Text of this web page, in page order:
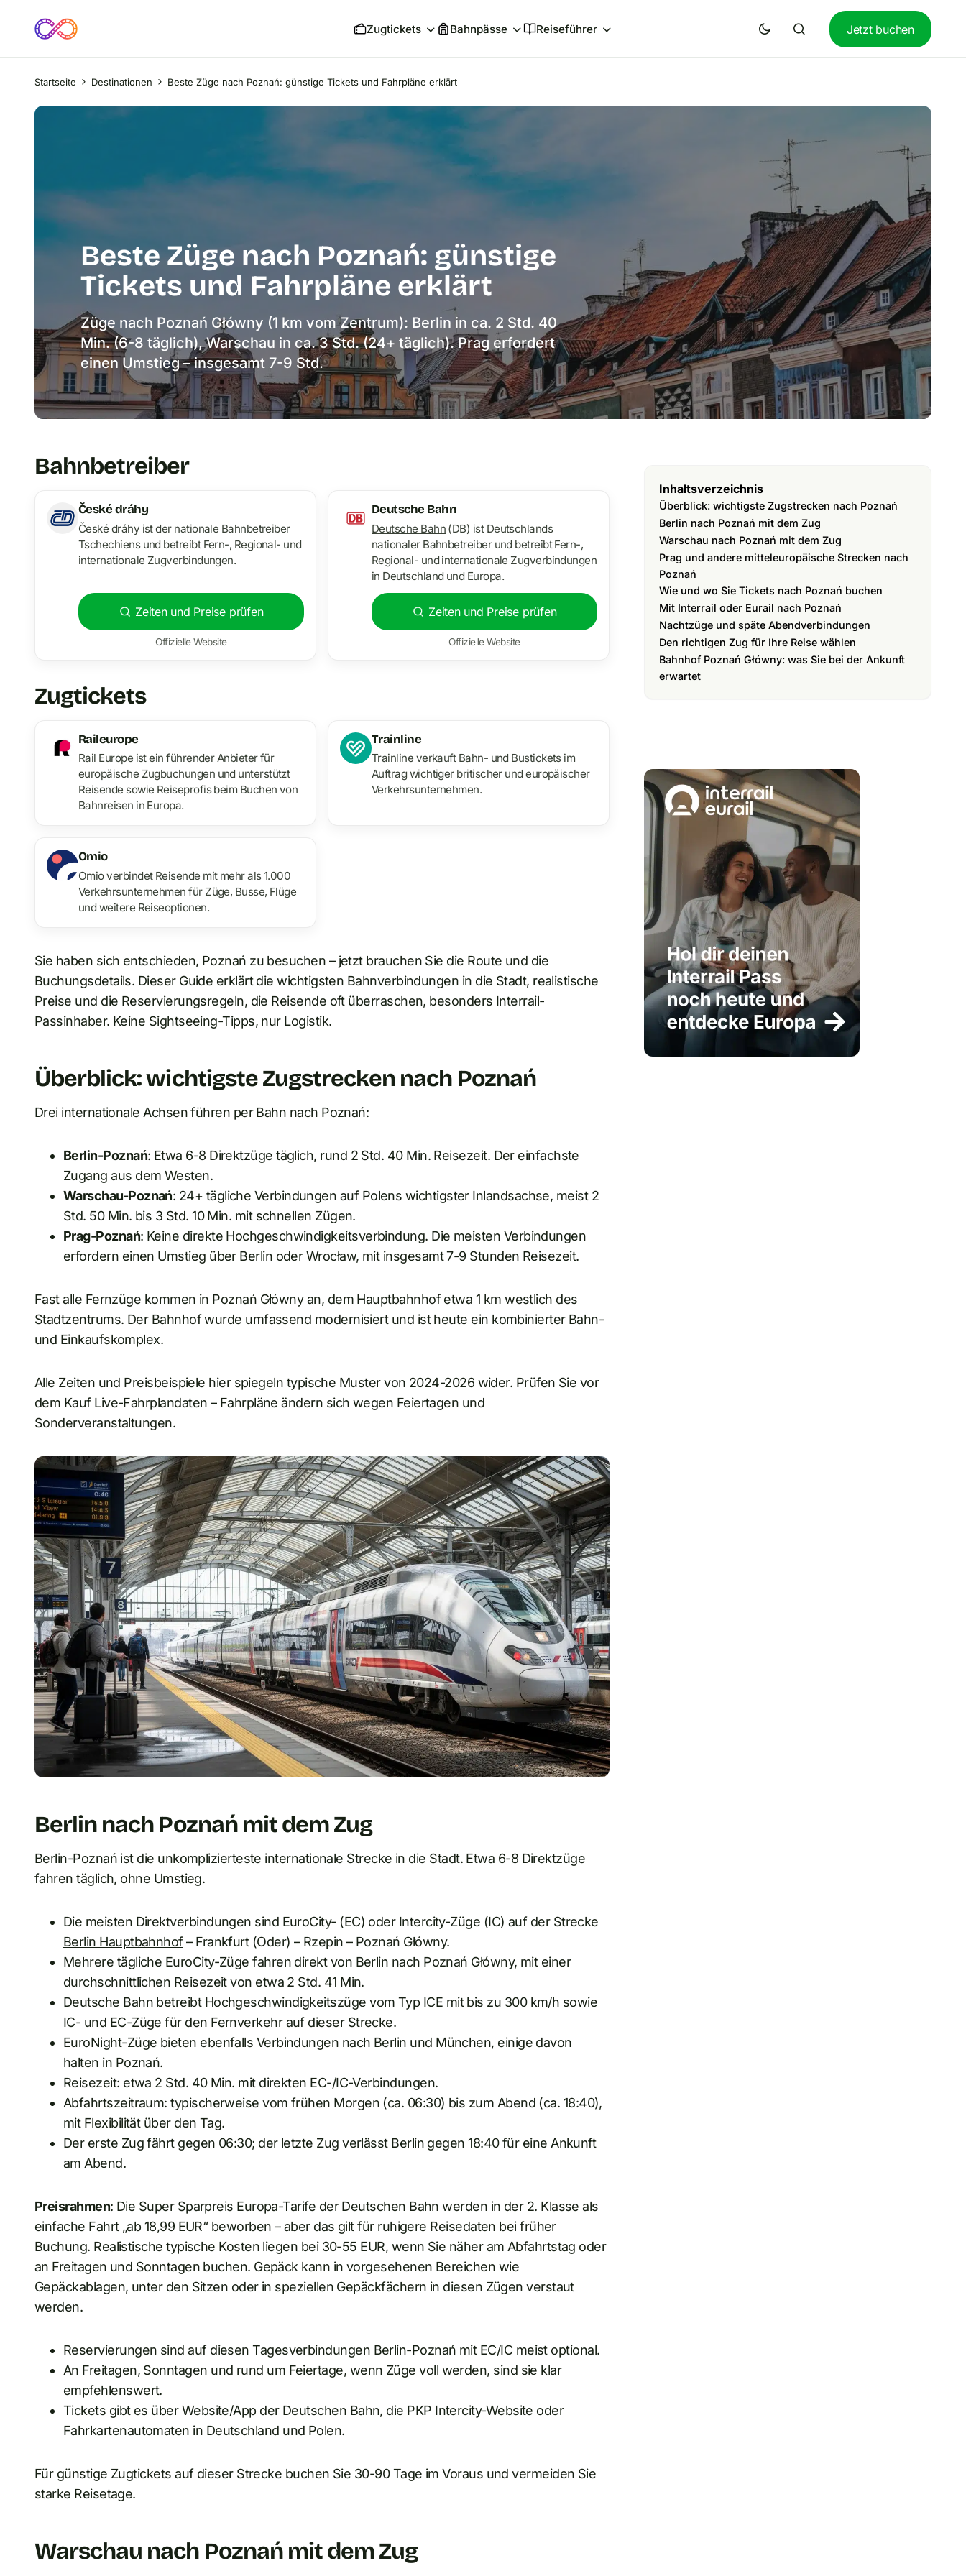
Zugtickets Bahnpässe Reiseführer Jetzt buchen
Startseite Destinationen Beste Züge nach Poznań: günstige Tickets und Fahrpläne erklärt
Beste Züge nach Poznań: günstige
Tickets und Fahrpläne erklärt
Züge nach Poznań Główny (1 km vom Zentrum): Berlin in ca. 2 Std. 40
Min. (6-8 täglich), Warschau in ca. 3 Std. (24+ täglich). Prag erfordert
einen Umstieg – insgesamt 7-9 Std.
Bahnbetreiber
České dráhy
České dráhy ist der nationale Bahnbetreiber
Tschechiens und betreibt Fern-, Regional- und
internationale Zugverbindungen.
Zeiten und Preise prüfen
Offizielle Website
Deutsche Bahn
Deutsche Bahn(DB) ist Deutschlands
nationaler Bahnbetreiber und betreibt Fern-,
Regional- und internationale Zugverbindungen
in Deutschland und Europa.
Zeiten und Preise prüfen
Offizielle Website
Zugtickets
Raileurope
Rail Europe ist ein führender Anbieter für
europäische Zugbuchungen und unterstützt
Reisende sowie Reiseprofis beim Buchen von
Bahnreisen in Europa.
Trainline
Trainline verkauft Bahn- und Bustickets im
Auftrag wichtiger britischer und europäischer
Verkehrsunternehmen.
Omio
Omio verbindet Reisende mit mehr als 1.000
Verkehrsunternehmen für Züge, Busse, Flüge
und weitere Reiseoptionen.
Sie haben sich entschieden, Poznań zu besuchen – jetzt brauchen Sie die Route und die
Buchungsdetails. Dieser Guide erklärt die wichtigsten Bahnverbindungen in die Stadt, realistische
Preise und die Reservierungsregeln, die Reisende oft überraschen, besonders Interrail-
Passinhaber. Keine Sightseeing-Tipps, nur Logistik.
Überblick: wichtigste Zugstrecken nach Poznań
Drei internationale Achsen führen per Bahn nach Poznań:
Berlin-Poznań: Etwa 6-8 Direktzüge täglich, rund 2 Std. 40 Min. Reisezeit. Der einfachste
Zugang aus dem Westen.
Warschau-Poznań: 24+ tägliche Verbindungen auf Polens wichtigster Inlandsachse, meist 2
Std. 50 Min. bis 3 Std. 10 Min. mit schnellen Zügen.
Prag-Poznań: Keine direkte Hochgeschwindigkeitsverbindung. Die meisten Verbindungen
erfordern einen Umstieg über Berlin oder Wrocław, mit insgesamt 7-9 Stunden Reisezeit.
Fast alle Fernzüge kommen in Poznań Główny an, dem Hauptbahnhof etwa 1 km westlich des
Stadtzentrums. Der Bahnhof wurde umfassend modernisiert und ist heute ein kombinierter Bahn-
und Einkaufskomplex.
Alle Zeiten und Preisbeispiele hier spiegeln typische Muster von 2024-2026 wider. Prüfen Sie vor
dem Kauf Live-Fahrplandaten – Fahrpläne ändern sich wegen Feiertagen und
Sonderveranstaltungen.
Berlin nach Poznań mit dem Zug
Berlin-Poznań ist die unkomplizierteste internationale Strecke in die Stadt. Etwa 6-8 Direktzüge
fahren täglich, ohne Umstieg.
Die meisten Direktverbindungen sind EuroCity- (EC) oder Intercity-Züge (IC) auf der Strecke
Berlin Hauptbahnhof– Frankfurt (Oder) – Rzepin – Poznań Główny.
Mehrere tägliche EuroCity-Züge fahren direkt von Berlin nach Poznań Główny, mit einer
durchschnittlichen Reisezeit von etwa 2 Std. 41 Min.
Deutsche Bahn betreibt Hochgeschwindigkeitszüge vom Typ ICE mit bis zu 300 km/h sowie
IC- und EC-Züge für den Fernverkehr auf dieser Strecke.
EuroNight-Züge bieten ebenfalls Verbindungen nach Berlin und München, einige davon
halten in Poznań.
Reisezeit: etwa 2 Std. 40 Min. mit direkten EC-/IC-Verbindungen.
Abfahrtszeitraum: typischerweise vom frühen Morgen (ca. 06:30) bis zum Abend (ca. 18:40),
mit Flexibilität über den Tag.
Der erste Zug fährt gegen 06:30; der letzte Zug verlässt Berlin gegen 18:40 für eine Ankunft
am Abend.
Preisrahmen: Die Super Sparpreis Europa-Tarife der Deutschen Bahn werden in der 2. Klasse als
einfache Fahrt „ab 18,99 EUR“ beworben – aber das gilt für ruhigere Reisedaten bei früher
Buchung. Realistische typische Kosten liegen bei 30-55 EUR, wenn Sie näher am Abfahrtstag oder
an Freitagen und Sonntagen buchen. Gepäck kann in vorgesehenen Bereichen wie
Gepäckablagen, unter den Sitzen oder in speziellen Gepäckfächern in diesen Zügen verstaut
werden.
Reservierungen sind auf diesen Tagesverbindungen Berlin-Poznań mit EC/IC meist optional.
An Freitagen, Sonntagen und rund um Feiertage, wenn Züge voll werden, sind sie klar
empfehlenswert.
Tickets gibt es über Website/App der Deutschen Bahn, die PKP Intercity-Website oder
Fahrkartenautomaten in Deutschland und Polen.
Für günstige Zugtickets auf dieser Strecke buchen Sie 30-90 Tage im Voraus und vermeiden Sie
starke Reisetage.
Warschau nach Poznań mit dem Zug
Inhaltsverzeichnis
Überblick: wichtigste Zugstrecken nach Poznań
Berlin nach Poznań mit dem Zug
Warschau nach Poznań mit dem Zug
Prag und andere mitteleuropäische Strecken nach
Poznań
Wie und wo Sie Tickets nach Poznań buchen
Mit Interrail oder Eurail nach Poznań
Nachtzüge und späte Abendverbindungen
Den richtigen Zug für Ihre Reise wählen
Bahnhof Poznań Główny: was Sie bei der Ankunft
erwartet